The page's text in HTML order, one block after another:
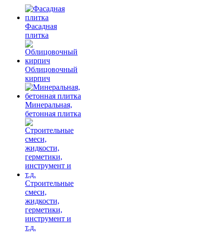
Фасадная
плитка
Облицовочный
кирпич
Минеральная,
бетонная плитка
Строительные
смеси,
жидкости,
герметики,
инструмент и
т.д.